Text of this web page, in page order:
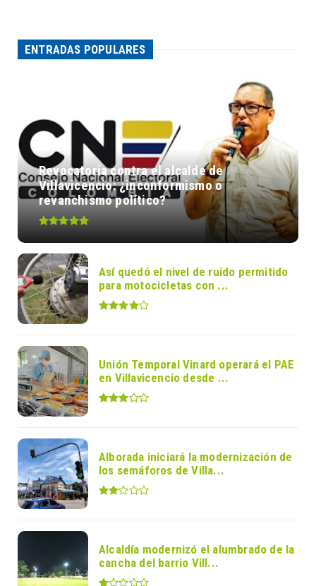
ENTRADAS POPULARES
Revocatoria contra el alcalde de
Villavicencio: ¿inconformismo o
revanchismo político?
Así quedó el nivel de ruido permitido
para motocicletas con ...
Unión Temporal Vinard operará el PAE
en Villavicencio desde ...
Alborada iniciará la modernización de
los semáforos de Villa...
Alcaldía modernizó el alumbrado de la
cancha del barrio Vill...